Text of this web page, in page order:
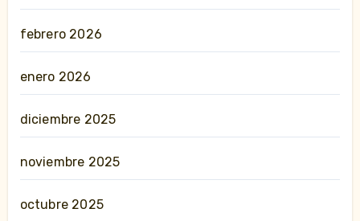
febrero 2026
enero 2026
diciembre 2025
noviembre 2025
octubre 2025